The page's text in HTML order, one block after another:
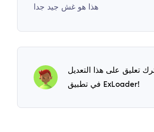
هذا هو غش جيد جدا
تعليق على هذا التعديل
في تطبيق ExLoader!